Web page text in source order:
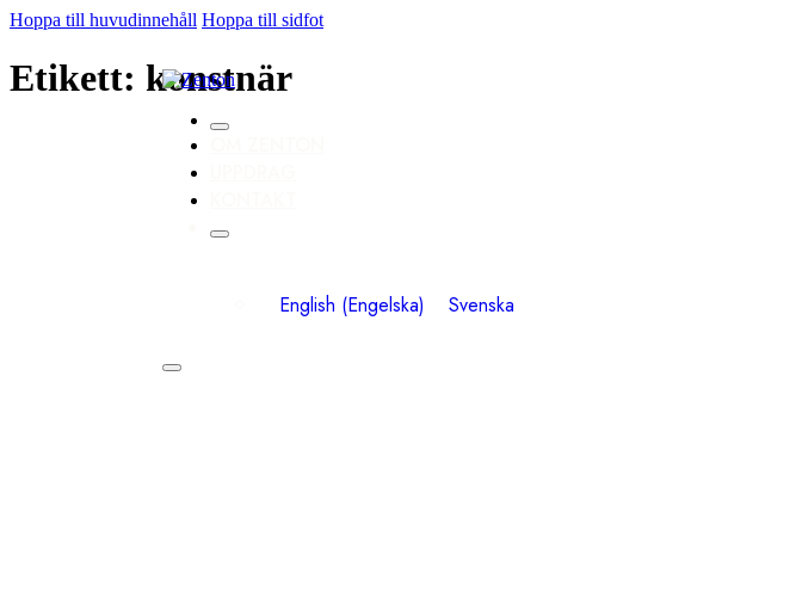
Hoppa till huvudinnehåll Hoppa till sidfot
English (Engelska) Svenska
Etikett: konstnär